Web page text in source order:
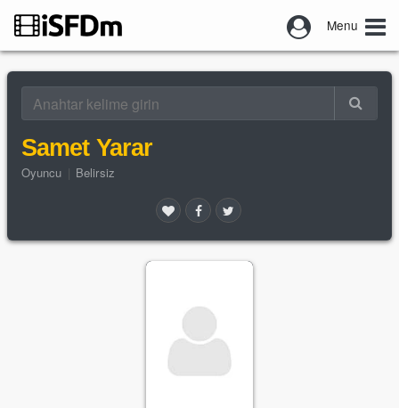
Menu
Samet Yarar
Oyuncu Belirsiz